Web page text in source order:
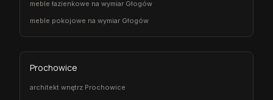
meble łazienkowe na wymiar Głogów
meble pokojowe na wymiar Głogów
Prochowice
architekt wnętrz Prochowice